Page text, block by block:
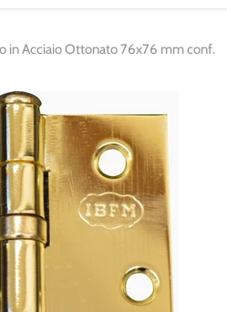
in Acciaio Ottonato 76x76 mm conf.